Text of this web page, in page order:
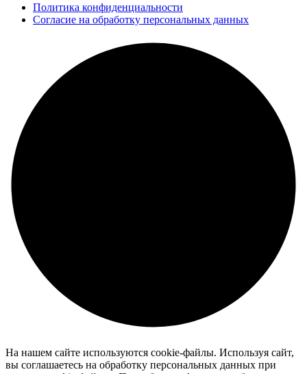
Политика конфиденциальности
Согласие на обработку персональных данных
На нашем сайте используются cookie-файлы. Используя сайт,
вы соглашаетесь на обработку персональных данных при